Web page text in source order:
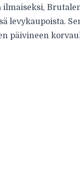
ilmaiseksi,
levykaupoista.
päivineen